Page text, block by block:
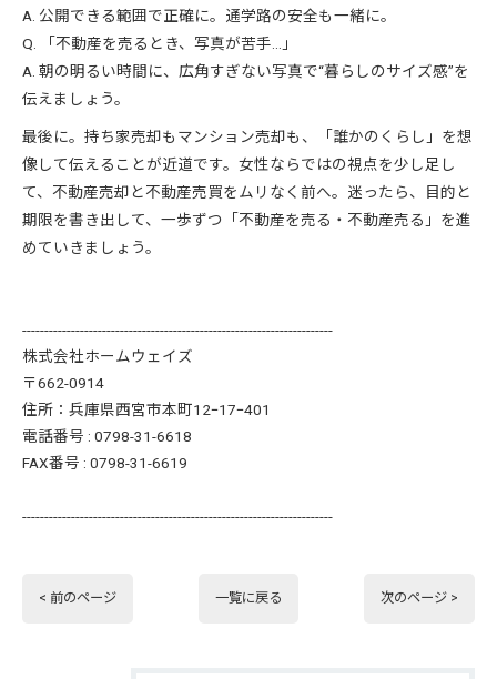
A. 公開できる範囲で正確に。通学路の安全も一緒に。
Q. 「不動産を売るとき、写真が苦手…」
A. 朝の明るい時間に、広角すぎない写真で“暮らしのサイズ感”を
伝えましょう。
最後に。持ち家売却もマンション売却も、「誰かのくらし」を想
像して伝えることが近道です。女性ならではの視点を少し足し
て、不動産売却と不動産売買をムリなく前へ。迷ったら、目的と
期限を書き出して、一歩ずつ「不動産を売る・不動産売る」を進
めていきましょう。
----------------------------------------------------------------------
株式会社ホームウェイズ
〒662-0914
住所：兵庫県西宮市本町12ｰ17ｰ401
電話番号 : 0798-31-6618
FAX番号 : 0798-31-6619
----------------------------------------------------------------------
< 前のページ 一覧に戻る 次のページ >